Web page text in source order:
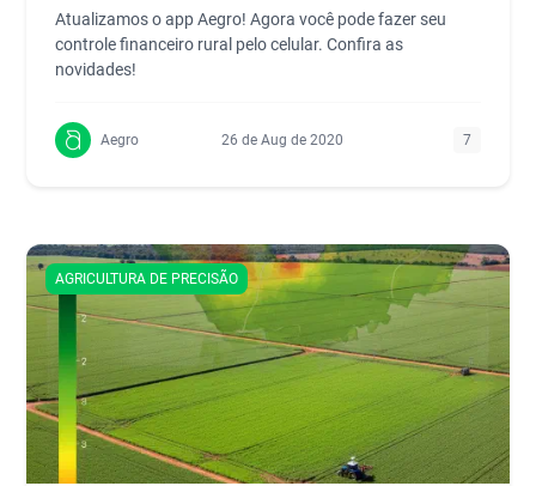
Atualizamos o app Aegro! Agora você pode fazer seu
controle financeiro rural pelo celular. Confira as
novidades!
Aegro 26 de Aug de 2020 7
AGRICULTURA DE PRECISÃO